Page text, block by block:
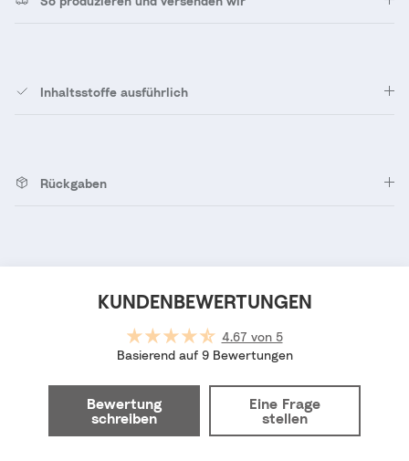
Inhaltsstoffe ausführlich
Rückgaben
KUNDENBEWERTUNGEN
4.67 von 5
Basierend auf 9 Bewertungen
Bewertung
schreiben
Eine Frage
stellen